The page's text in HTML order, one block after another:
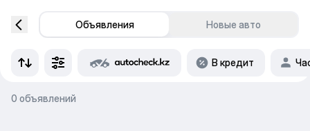
Объявления Новые авто
В кредит
0 объявлений